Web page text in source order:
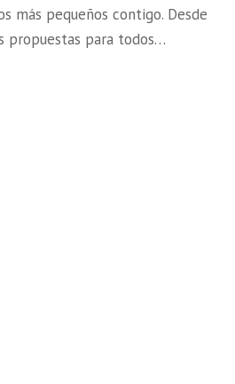
más pequeños contigo. Desde
propuestas para todos…